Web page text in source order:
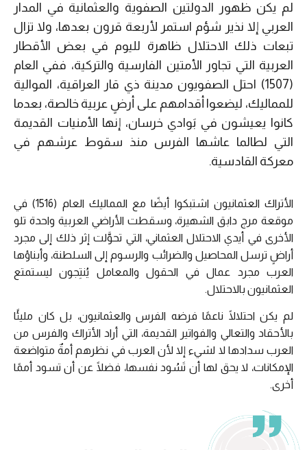
لم يكن ظهور الدولتين الصفوية والعثمانية في المدار
العربي إلا نذير شؤم استمر لأربعة قرون بعدها، ولا تزال
تبعات ذلك الاحتلال ظاهرة لليوم في بعض الأقطار
العربية التي تجاور الأمتين الفارسية والتركية، ففي العام
(1507) احتل الصفويون مدينة ذي قار العراقية، الموالية
للمماليك، ليضعوا أقدامهم على أرضٍ عربية خالصة، بعدما
كانوا يعيشون في بَوادي خرسان، إنها الأمنيات القديمة
التي لطالما عاشها الفرس منذ سقوط عرشهم في
معركة القادسية.
الأتراك العثمانيون اشتبكوا أيضًا مع المماليك العام (1516) في
موقعة مرج دابق الشهيرة، وسقطت الأراضي العربية واحدة تلو
الأخرى في أيدي الاحتلال العثماني، التي تحوَّلت إثر ذلك إلى مجرد
أراضٍ ترسل المحاصيل والضرائب والرسوم إلى السلطنة، وأبناؤها
العرب مجرد عمال في الحقول والمعامل يُنتِجون ليستمتع
العثمانيون بالاحتلال.
لم يكن احتلالًا ناعمًا فرضه الفرس والعثمانيون، بل كان مليئًا
بالأحقاد والتعالي والفواتير القديمة، التي أراد الأتراك والفرس من
العرب سدادها لا لشيء إلا لأن العرب في نظرهم أمةٌ متواضعة
الإمكانات، لا يحق لها أن تَسُود نفسها، فضلًا عن أن تسود أممًا
أخرى.